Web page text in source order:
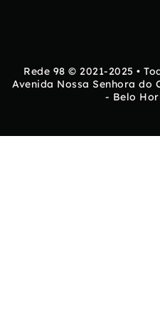
Rede 98 © 2021-2025 •
Avenida Nossa Senhora do
- Belo